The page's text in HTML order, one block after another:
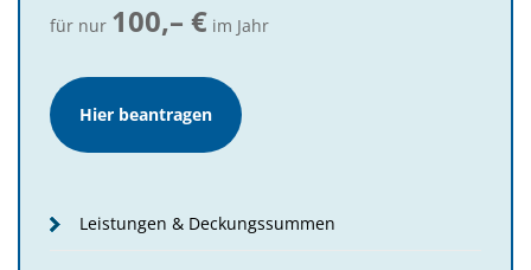
für nur 100,– € im Jahr
Hier beantragen
Leistungen & Deckungssummen